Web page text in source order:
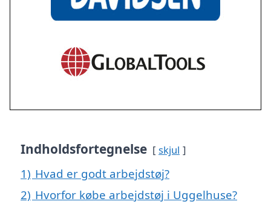
Indholdsfortegnelse skjul
1) Hvad er godt arbejdstøj?
2) Hvorfor købe arbejdstøj i Uggelhuse?